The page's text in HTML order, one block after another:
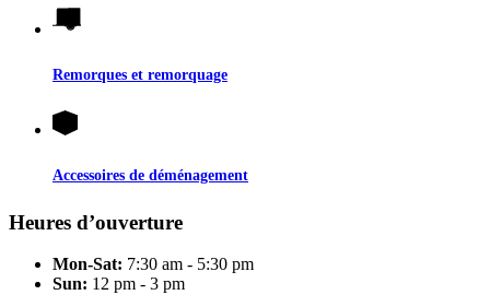
Remorques et remorquage
Accessoires de déménagement
Heures d’ouverture
Mon-Sat: 7:30 am - 5:30 pm
Sun: 12 pm - 3 pm